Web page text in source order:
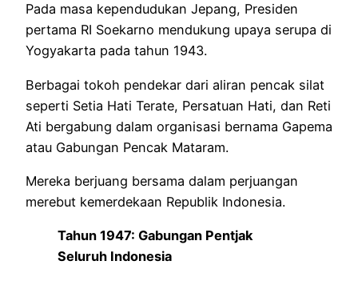
Pada masa kependudukan Jepang, Presiden
pertama RI Soekarno mendukung upaya serupa di
Yogyakarta pada tahun 1943.
Berbagai tokoh pendekar dari aliran pencak silat
seperti Setia Hati Terate, Persatuan Hati, dan Reti
Ati bergabung dalam organisasi bernama Gapema
atau Gabungan Pencak Mataram.
Mereka berjuang bersama dalam perjuangan
merebut kemerdekaan Republik Indonesia.
Tahun 1947: Gabungan Pentjak
Seluruh Indonesia